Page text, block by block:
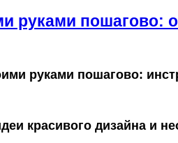
руками пошагово:
руками пошагово:
красивого дизайна и